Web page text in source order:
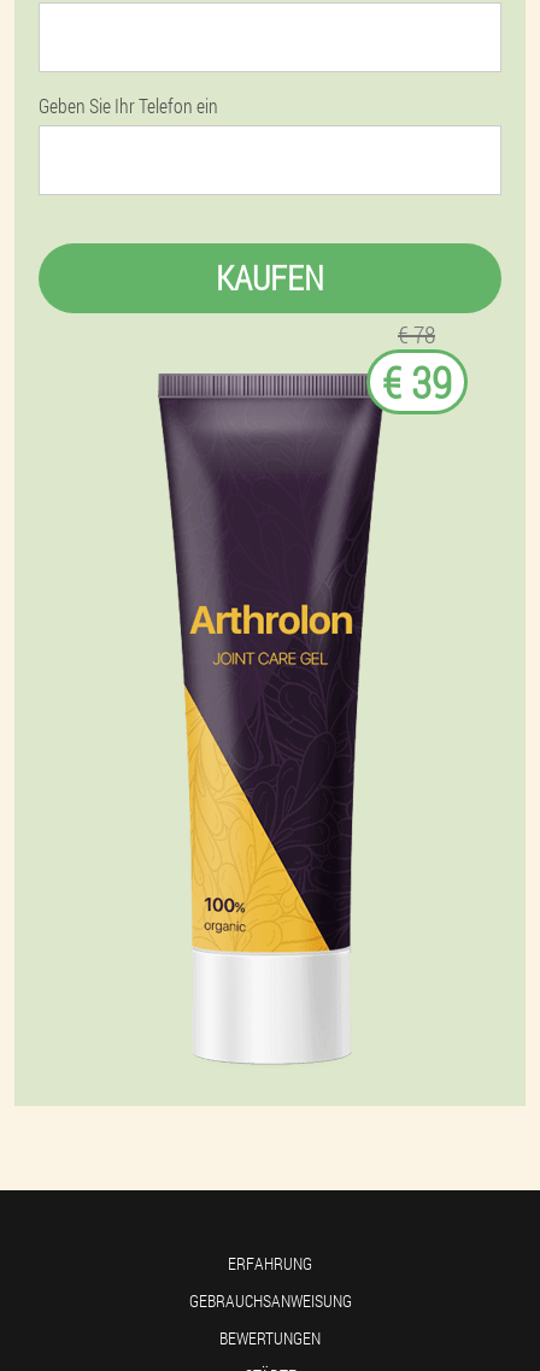
Geben Sie Ihr Telefon ein
KAUFEN
€ 78
€ 39
ERFAHRUNG
GEBRAUCHSANWEISUNG
BEWERTUNGEN